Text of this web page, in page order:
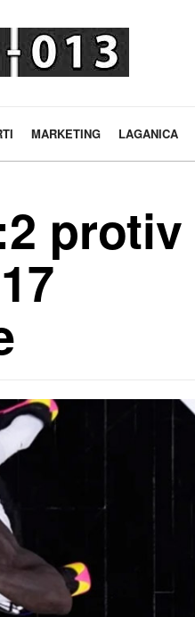
MARKETING LAGANICA
protiv